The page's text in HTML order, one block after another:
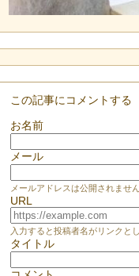
この記事にコメントする
お名前
メール
メールアドレスは公開されませ
URL
入力すると投稿者名がリンクと
タイトル